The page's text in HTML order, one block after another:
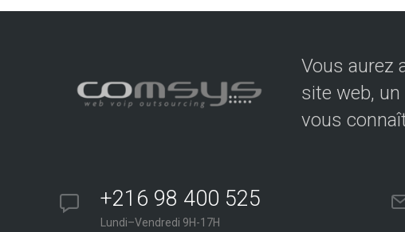
Vous aurez
site web,
vous
+216 98 400 525
Lundi–Vendredi 9H-17H